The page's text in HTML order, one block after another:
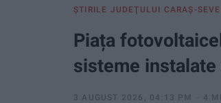
ŞTIRILE JUDEŢULUI CARAŞ-
Piața
sisteme instalate
3 AUGUST 2026, 04:13 PM 4